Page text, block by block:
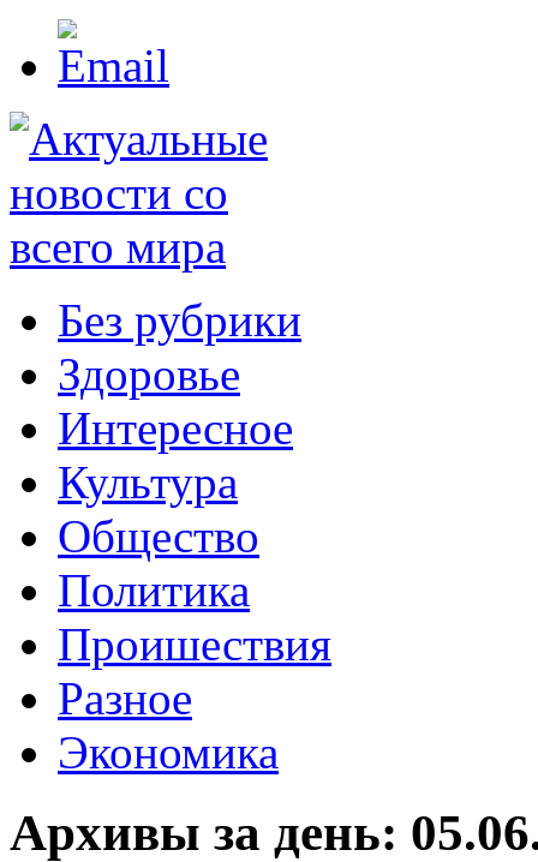
Без рубрики
Здоровье
Интересное
Культура
Общество
Политика
Проишествия
Разное
Экономика
Архивы за день: